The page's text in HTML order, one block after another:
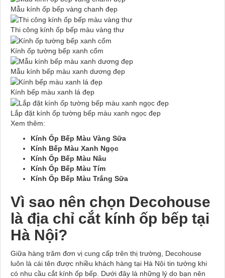
Mẫu kính ốp bếp vàng chanh đẹp
Thi công kính ốp bếp màu vàng thư
Kính ốp tường bếp xanh cốm
Mẫu kính bếp màu xanh dương đẹp
Kính bếp màu xanh lá đẹp
Lắp đặt kính ốp tường bếp màu xanh ngọc đẹp
Xem thêm:
Kính Ốp Bếp Màu Vàng Sữa
Kính Bếp Màu Xanh Ngọc
Kính Ốp Bếp Màu Nâu
Kính Ốp Bếp Màu Tím
Kính Ốp Bếp Màu Trắng Sữa
Vì sao nên chọn Decohouse
là địa chỉ cắt kính ốp bếp tại
Hà Nội?
Giữa hàng trăm đơn vị cung cấp trên thị trường, Decohouse
luôn là cái tên được nhiều khách hàng tại Hà Nội tin tưởng khi
có nhu cầu cắt kính ốp bếp. Dưới đây là những lý do bạn nên